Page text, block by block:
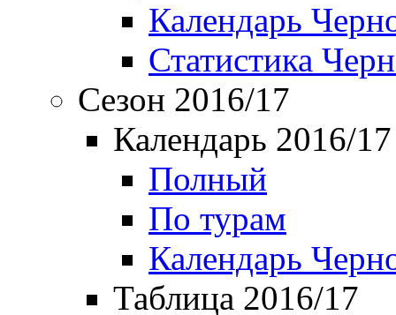
Календарь
Статистика
Сезон 2016/17
Календарь 2016/17
Полный
По турам
Календарь
Таблица 2016/17